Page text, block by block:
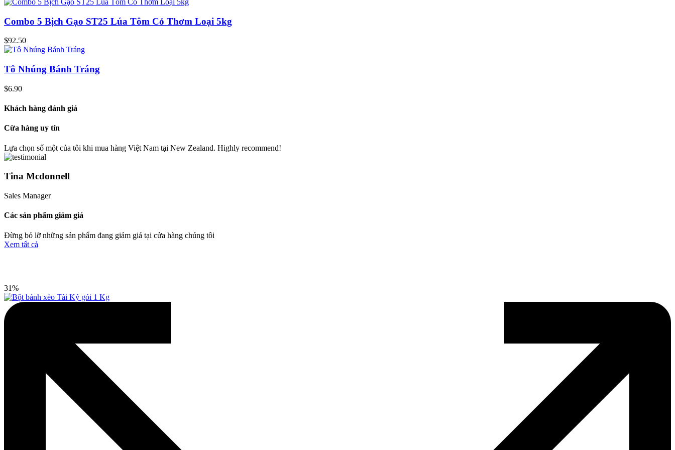
Combo 5 Bịch Gạo ST25 Lúa Tôm Cỏ Thơm Loại 5kg
$92.50
Tô Nhúng Bánh Tráng
$6.90
Khách hàng đánh giá
Cừa hàng uy tín
Lựa chọn số một của tôi khi mua hàng Việt Nam tại New Zealand. Highly recommend!
Tina Mcdonnell
Sales Manager
Các sản phẩm giảm giá
Đừng bỏ lỡ những sản phẩm đang giảm giá tại cửa hàng chúng tôi
Xem tất cả
31%